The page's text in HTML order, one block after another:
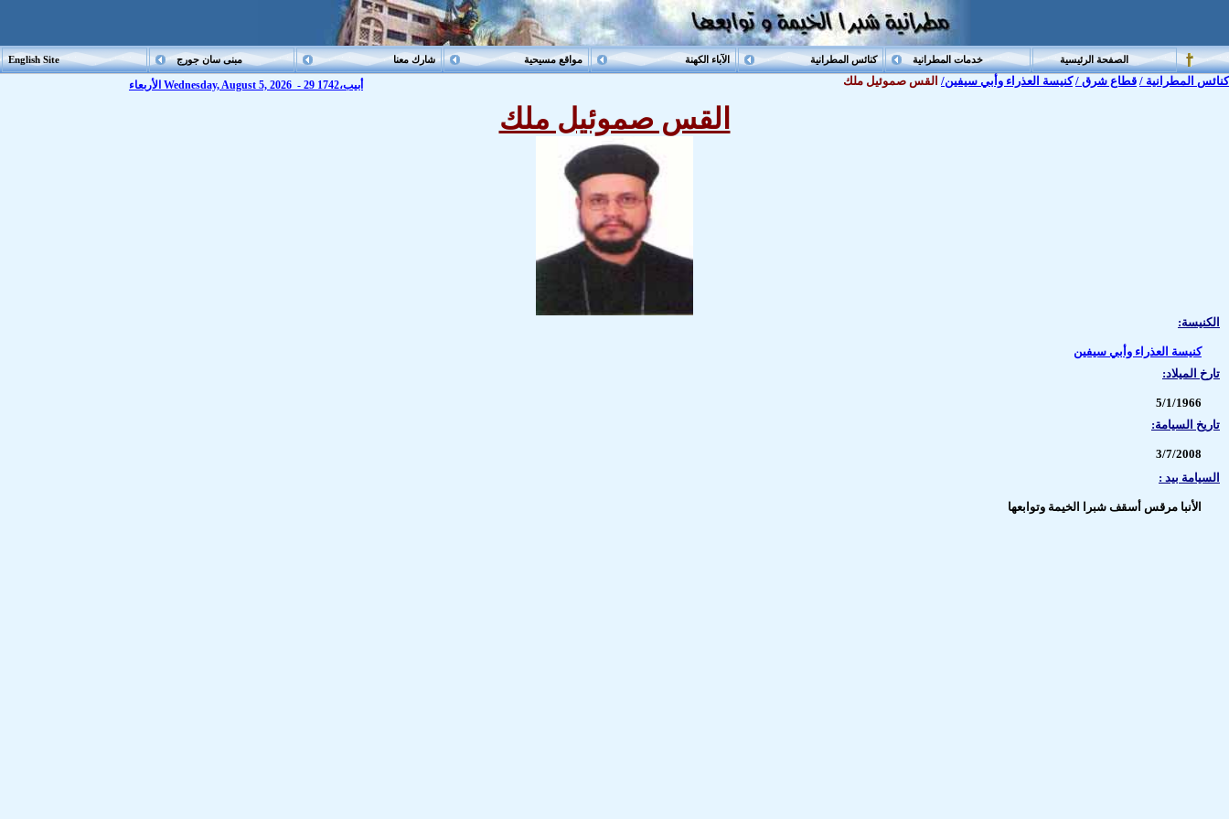
English Site مبنى سان جورج شارك معنا مواقع مسيحية الآباء الكهنة كنائس المطرانية خدمات المطرانية الصفحة الرئيسية
الأربعاء Wednesday, August 5, 2026 - 29 أبيب،1742 كنائس المطرانية / قطاع شرق / كنيسة العذراء وأبي سيفين/ القس صموئيل ملك
القس صموئيل ملك
الكنيسة:
كنيسة العذراء وأبي سيفين
تارخ الميلاد:
5/1/1966
تاريخ السيامة:
3/7/2008
السيامة بيد :
الأنبا مرقس أسقف شبرا الخيمة وتوابعها